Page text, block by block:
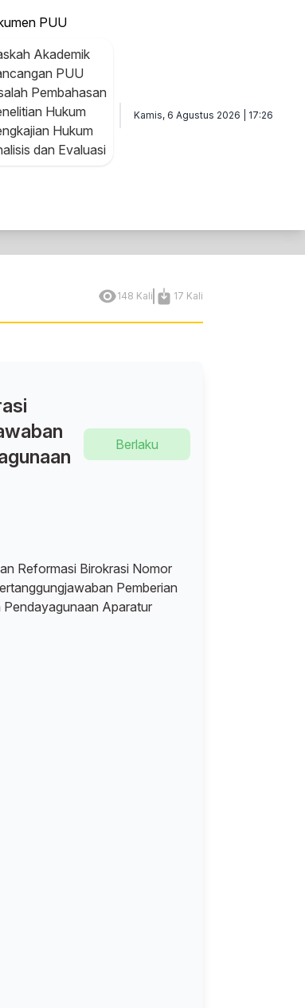
PUU
Akademik
PUU
Pembahasan
Hukum
Hukum
dan Evaluasi
Kamis, 6 Agustus 2026 | 17:26
148 Kali 17 Kali
Berlaku
Reformasi Birokrasi Nomor
Pemberian
Pendayagunaan Aparatur